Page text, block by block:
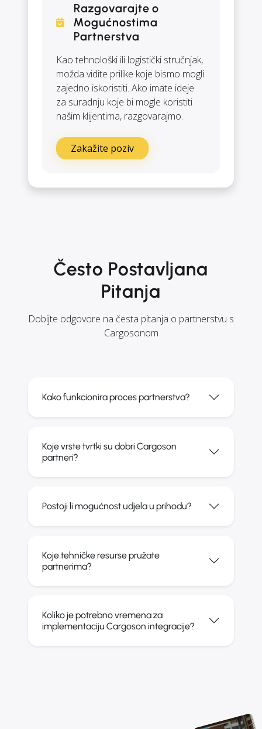
Razgovarajte o
Mogućnostima
Partnerstva
Kao tehnološki ili logistički stručnjak,
možda vidite prilike koje bismo mogli
zajedno iskoristiti. Ako imate ideje
za suradnju koje bi mogle koristiti
našim klijentima, razgovarajmo.
Zakažite poziv
Često Postavljana
Pitanja
Dobijte odgovore na česta pitanja o partnerstvu s
Cargosonom
Kako funkcionira proces partnerstva?
Koje vrste tvrtki su dobri Cargoson
partneri?
Postoji li mogućnost udjela u prihodu?
Koje tehničke resurse pružate
partnerima?
Koliko je potrebno vremena za
implementaciju Cargoson integracije?